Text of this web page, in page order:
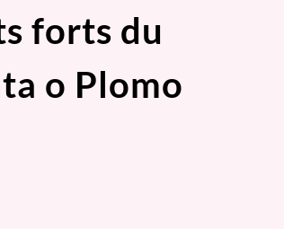
forts du
o Plomo